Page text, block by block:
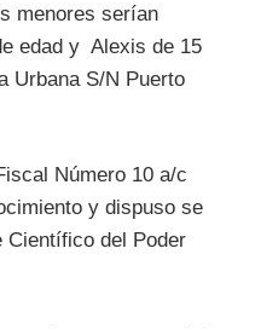
menores serían
edad y Alexis de 15
Urbana S/N Puerto
Número 10 a/c
y dispuso se
Científico del Poder